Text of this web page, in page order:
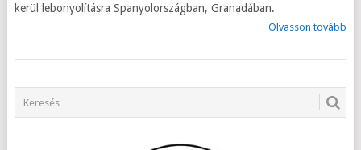
kerül lebonyolításra Spanyolországban, Granadában.
Olvasson tovább